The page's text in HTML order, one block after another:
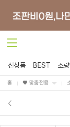
신상품 BEST 소
홈 ♥ 맞춤전용